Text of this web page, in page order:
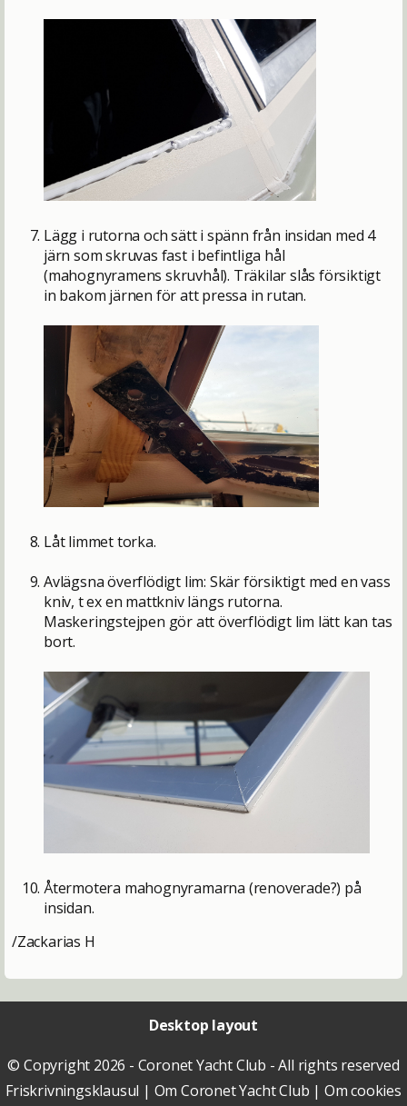
Lägg i rutorna och sätt i spänn från insidan med 4
järn som skruvas fast i befintliga hål
(mahognyramens skruvhål). Träkilar slås försiktigt
in bakom järnen för att pressa in rutan.
Låt limmet torka.
Avlägsna överflödigt lim: Skär försiktigt med en vass
kniv, t ex en mattkniv längs rutorna.
Maskeringstejpen gör att överflödigt lim lätt kan tas
bort.
Återmotera mahognyramarna (renoverade?) på
insidan.
/Zackarias H
Desktop layout
© Copyright 2026 - Coronet Yacht Club - All rights reserved
Friskrivningsklausul | Om Coronet Yacht Club | Om cookies